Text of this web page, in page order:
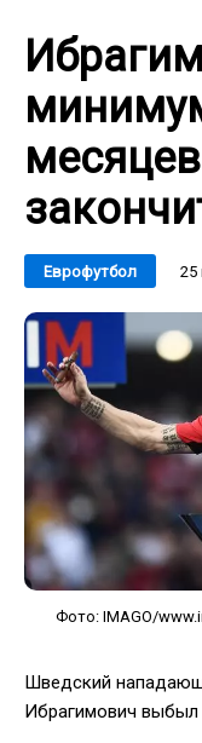
Еврофутбол 25
Фото: IMAGO/
Шведский
Ибрагимович выбыл